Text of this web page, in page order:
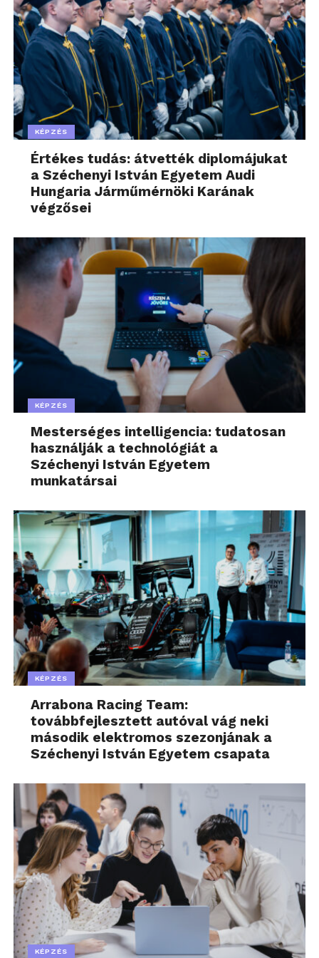
KÉPZÉS
Értékes tudás: átvették diplomájukat
a Széchenyi István Egyetem Audi
Hungaria Járműmérnöki Karának
végzősei
KÉPZÉS
Mesterséges intelligencia: tudatosan
használják a technológiát a
Széchenyi István Egyetem
munkatársai
KÉPZÉS
Arrabona Racing Team:
továbbfejlesztett autóval vág neki
második elektromos szezonjának a
Széchenyi István Egyetem csapata
KÉPZÉS